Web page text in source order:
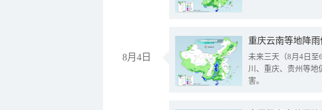
8月4日
重庆云南等地降
未来三天（8月4日至
川、重庆、贵州等地
害。